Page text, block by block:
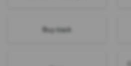
Buy-back